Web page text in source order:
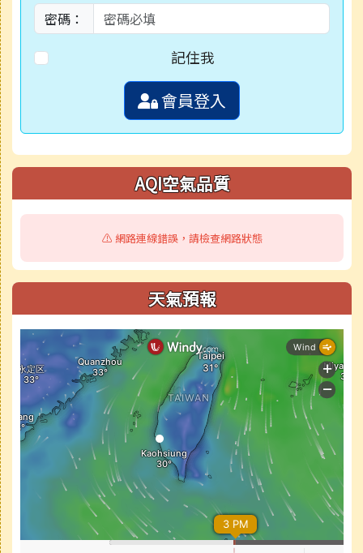
密碼：
記住我
會員登入
AQI空氣品質
⚠️ 網路連線錯誤，請檢查網路狀態
天氣預報